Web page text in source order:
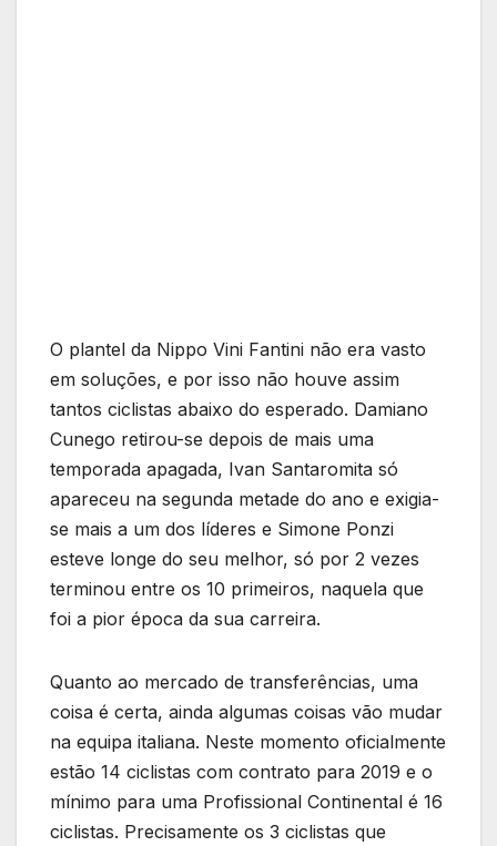
O plantel da Nippo Vini Fantini não era vasto
em soluções, e por isso não houve assim
tantos ciclistas abaixo do esperado. Damiano
Cunego retirou-se depois de mais uma
temporada apagada, Ivan Santaromita só
apareceu na segunda metade do ano e exigia-
se mais a um dos líderes e Simone Ponzi
esteve longe do seu melhor, só por 2 vezes
terminou entre os 10 primeiros, naquela que
foi a pior época da sua carreira.
Quanto ao mercado de transferências, uma
coisa é certa, ainda algumas coisas vão mudar
na equipa italiana. Neste momento oficialmente
estão 14 ciclistas com contrato para 2019 e o
mínimo para uma Profissional Continental é 16
ciclistas. Precisamente os 3 ciclistas que